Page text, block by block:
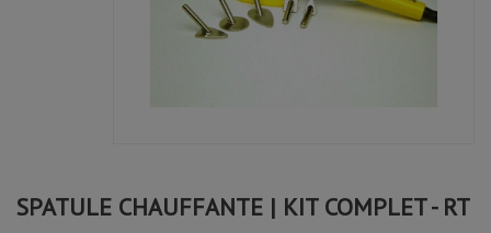
SPATULE CHAUFFANTE | KIT COMPLET - RT
Le bouton qui règle la température gagnerait à être plus
« dur » à tourner. Sans s’en rendre compte on peut facilement